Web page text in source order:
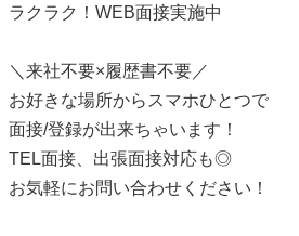
ラクラク！WEB面接実施中
＼来社不要×履歴書不要／
お好きな場所からスマホひとつで
面接/登録が出来ちゃいます！
TEL面接、出張面接対応も◎
お気軽にお問い合わせください！